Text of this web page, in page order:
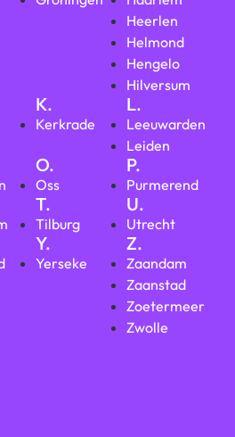
Heerlen
Helmond
Hengelo
Hilversum
K.
Kerkrade
L.
Leeuwarden
Leiden
O.
Oss
P.
Purmerend
T.
Tilburg
U.
Utrecht
Y.
Yerseke
Z.
Zaandam
Zaanstad
Zoetermeer
Zwolle